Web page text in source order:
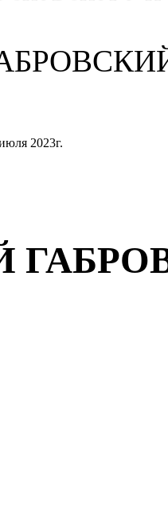
2023г.